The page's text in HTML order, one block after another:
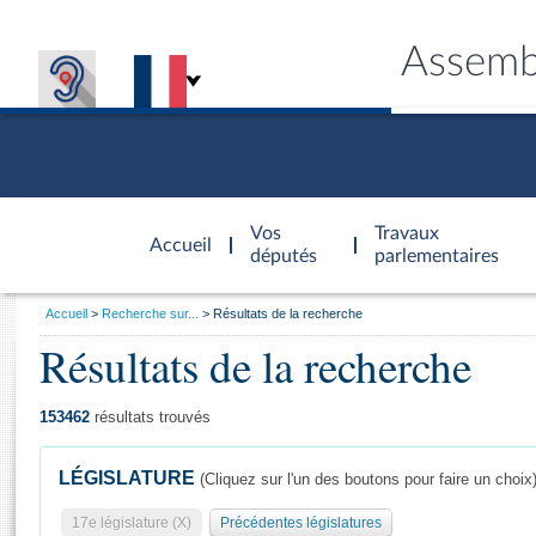
Accueil
d'accueil
Vos
députés
Travaux
parlementaires
Général
Vous
Accueil Recherche sur... Résultats de la recherche
Résultats de la recherche
153462 résultats trouvés
LÉGISLATURE (Cliquez sur l'un des boutons pour faire un choix)
17e législature (X) Précédentes législatures